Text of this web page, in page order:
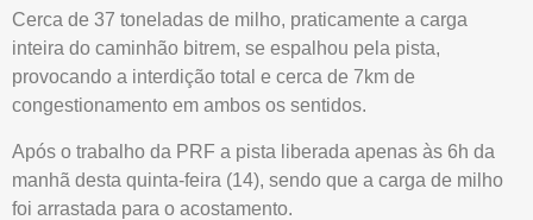
Cerca de 37 toneladas de milho, praticamente a carga
inteira do caminhão bitrem, se espalhou pela pista,
provocando a interdição total e cerca de 7km de
congestionamento em ambos os sentidos.
Após o trabalho da PRF a pista liberada apenas às 6h da
manhã desta quinta-feira (14), sendo que a carga de milho
foi arrastada para o acostamento.